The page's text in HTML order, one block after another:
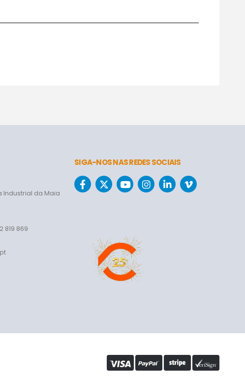
Industrial da Maia
819 869
SIGA-NOS NAS REDES SOCIAIS